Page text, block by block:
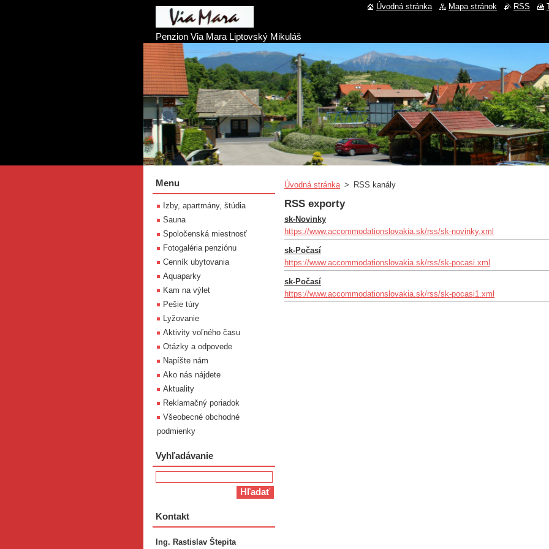
Penzion Via Mara Liptovský Mikuláš
Úvodná stránka > RSS kanály
RSS exporty
sk-Novinky
https://www.accommodationslovakia.sk/rss/sk-novinky.xml
sk-Počasí
https://www.accommodationslovakia.sk/rss/sk-pocasi.xml
sk-Počasí
https://www.accommodationslovakia.sk/rss/sk-pocasi1.xml
Menu
Izby, apartmány, štúdia
Sauna
Spoločenská miestnosť
Fotogaléria penziónu
Cenník ubytovania
Aquaparky
Kam na výlet
Pešie túry
Lyžovanie
Aktivity voľného času
Otázky a odpovede
Napíšte nám
Ako nás nájdete
Aktuality
Reklamačný poriadok
Všeobecné obchodné
podmienky
Vyhľadávanie
Kontakt
Ing. Rastislav Štepita
Úvodná stránka Mapa stránok RSS